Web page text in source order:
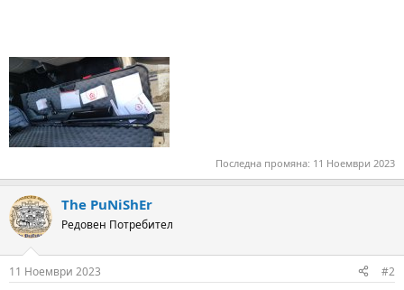
Последна промяна: 11 Ноември 2023
The PuNiShEr
Редовен Потребител
11 Ноември 2023 #2